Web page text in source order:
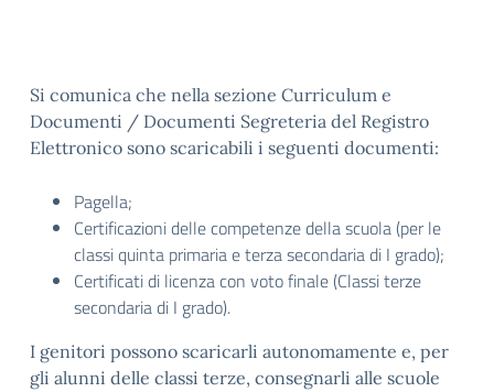
Si comunica che nella sezione Curriculum e
Documenti / Documenti Segreteria del Registro
Elettronico sono scaricabili i seguenti documenti:
Pagella;
Certificazioni delle competenze della scuola (per le
classi quinta primaria e terza secondaria di I grado);
Certificati di licenza con voto finale (Classi terze
secondaria di I grado).
I genitori possono scaricarli autonomamente e, per
gli alunni delle classi terze, consegnarli alle scuole